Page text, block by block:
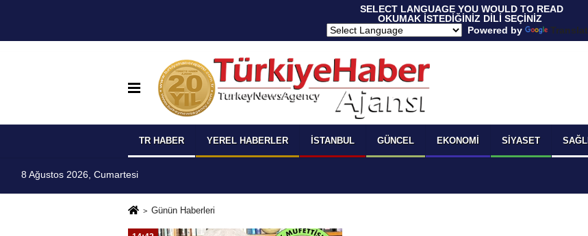
SELECT LANGUAGE YOU WOULD TO READ
OKUMAK İSTEDİĞİNİZ DİLİ SEÇİNİZ
Powered by
TR HABER YEREL HABERLER İSTANBUL GÜNCEL EKONOMI SIYASET
8 Ağustos 2026, Cumartesi
Günün Haberleri